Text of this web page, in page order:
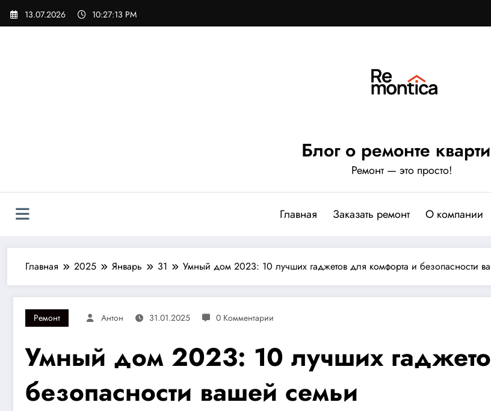
Перейти
13.07.2026 10:27:15 PM
Блог о ремонте
Ремонт — это просто!
Главная Заказать ремонт О компании
Главная 2025 Январь 31 Умный дом 2023: 10 лучших гаджетов для комфорта и безопасности
Ремонт Антон 31.01.2025 0 Комментарии
Умный дом 2023: 10 лучших
безопасности вашей семьи